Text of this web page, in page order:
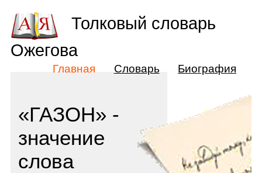
«ГАЗОН» -
значение
слова
Толковый словарь
Ожегова
Главная Словарь Биография